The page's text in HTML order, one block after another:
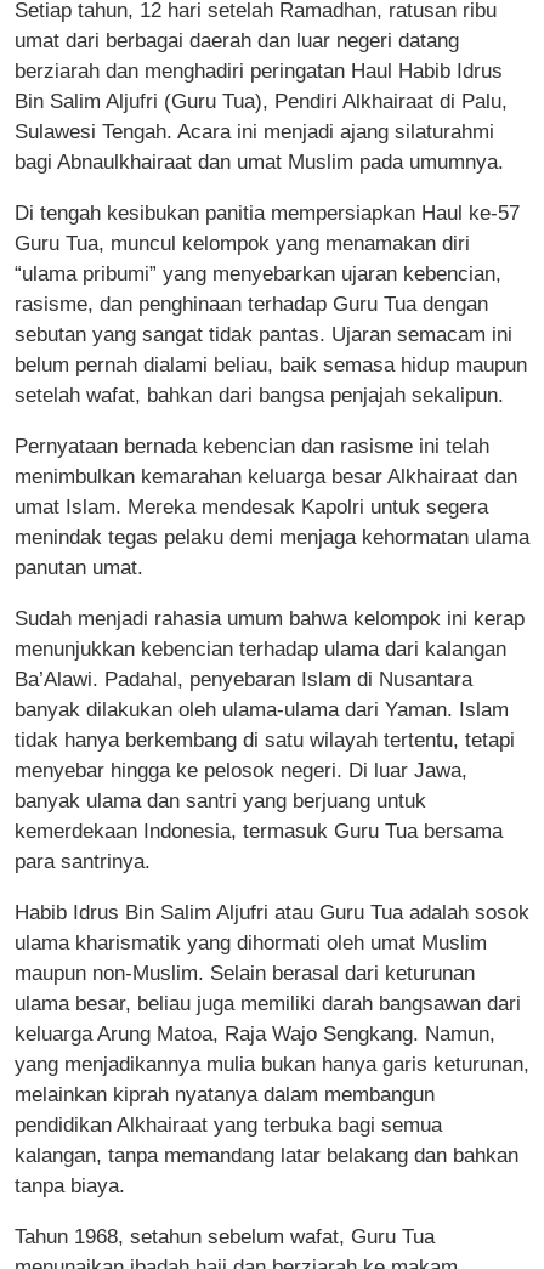
Setiap tahun, 12 hari setelah Ramadhan, ratusan ribu
umat dari berbagai daerah dan luar negeri datang
berziarah dan menghadiri peringatan Haul Habib Idrus
Bin Salim Aljufri (Guru Tua), Pendiri Alkhairaat di Palu,
Sulawesi Tengah. Acara ini menjadi ajang silaturahmi
bagi Abnaulkhairaat dan umat Muslim pada umumnya.
Di tengah kesibukan panitia mempersiapkan Haul ke-57
Guru Tua, muncul kelompok yang menamakan diri
“ulama pribumi” yang menyebarkan ujaran kebencian,
rasisme, dan penghinaan terhadap Guru Tua dengan
sebutan yang sangat tidak pantas. Ujaran semacam ini
belum pernah dialami beliau, baik semasa hidup maupun
setelah wafat, bahkan dari bangsa penjajah sekalipun.
Pernyataan bernada kebencian dan rasisme ini telah
menimbulkan kemarahan keluarga besar Alkhairaat dan
umat Islam. Mereka mendesak Kapolri untuk segera
menindak tegas pelaku demi menjaga kehormatan ulama
panutan umat.
Sudah menjadi rahasia umum bahwa kelompok ini kerap
menunjukkan kebencian terhadap ulama dari kalangan
Ba’Alawi. Padahal, penyebaran Islam di Nusantara
banyak dilakukan oleh ulama-ulama dari Yaman. Islam
tidak hanya berkembang di satu wilayah tertentu, tetapi
menyebar hingga ke pelosok negeri. Di luar Jawa,
banyak ulama dan santri yang berjuang untuk
kemerdekaan Indonesia, termasuk Guru Tua bersama
para santrinya.
Habib Idrus Bin Salim Aljufri atau Guru Tua adalah sosok
ulama kharismatik yang dihormati oleh umat Muslim
maupun non-Muslim. Selain berasal dari keturunan
ulama besar, beliau juga memiliki darah bangsawan dari
keluarga Arung Matoa, Raja Wajo Sengkang. Namun,
yang menjadikannya mulia bukan hanya garis keturunan,
melainkan kiprah nyatanya dalam membangun
pendidikan Alkhairaat yang terbuka bagi semua
kalangan, tanpa memandang latar belakang dan bahkan
tanpa biaya.
Tahun 1968, setahun sebelum wafat, Guru Tua